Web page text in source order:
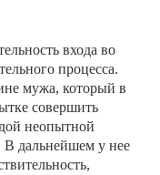
входа во
про­цесса.
мужа, который в
со­вершить
не­опытной
даль­нейшем у нее